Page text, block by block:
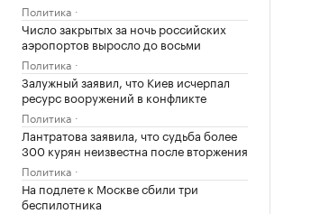
Политика
Число закрытых за ночь российских
аэропортов выросло до восьми
Политика
Залужный заявил, что Киев исчерпал
ресурс вооружений в конфликте
Политика
Лантратова заявила, что судьба более
300 курян неизвестна после вторжения
Политика
На подлете к Москве сбили три
беспилотника